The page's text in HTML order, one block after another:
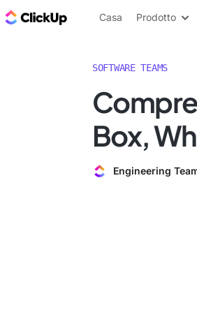
Blog di ClickUp
Casa Prodotto
SOFTWARE TEAMS
Box,
Engineering